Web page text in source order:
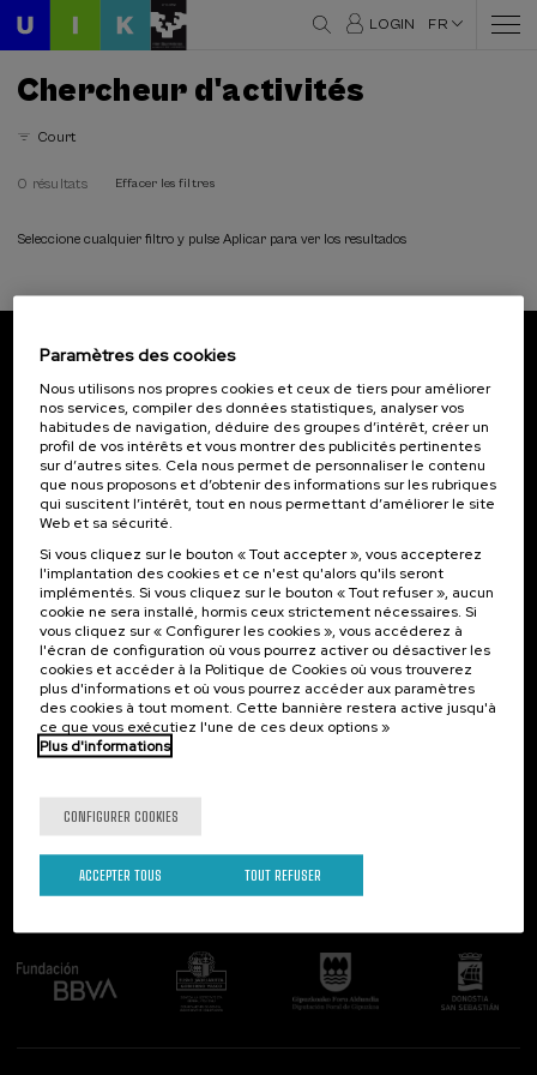
LOGIN FR
Chercheur d'activités
Court
0 résultats Effacer les filtres
Seleccione cualquier filtro y pulse Aplicar para ver los resultados
Inscrivez-vous pour être le premier à recevoir les
actualités de l'UIK.
S'abonner
Contact
Palacio Miramar
Paseo de Miraconcha, 48
20007 Donostia / San Sebastián
Gipuzkoa, Spain
Contactez-nous!
Intéressant...
Activités précédentes
Suivez-nous
Paramètres des cookies
Nous utilisons nos propres cookies et ceux de tiers pour améliorer
nos services, compiler des données statistiques, analyser vos
habitudes de navigation, déduire des groupes d’intérêt, créer un
profil de vos intérêts et vous montrer des publicités pertinentes
sur d’autres sites. Cela nous permet de personnaliser le contenu
que nous proposons et d’obtenir des informations sur les rubriques
qui suscitent l’intérêt, tout en nous permettant d’améliorer le site
Web et sa sécurité.
Si vous cliquez sur le bouton « Tout accepter », vous accepterez
l'implantation des cookies et ce n'est qu'alors qu'ils seront
implémentés. Si vous cliquez sur le bouton « Tout refuser », aucun
cookie ne sera installé, hormis ceux strictement nécessaires. Si
vous cliquez sur « Configurer les cookies », vous accéderez à
l'écran de configuration où vous pourrez activer ou désactiver les
cookies et accéder à la Politique de Cookies où vous trouverez
plus d'informations et où vous pourrez accéder aux paramètres
des cookies à tout moment. Cette bannière restera active jusqu'à
ce que vous exécutiez l'une de ces deux options »
Plus d'informations
CONFIGURER COOKIES
TOUT REFUSER
ACCEPTER TOUS